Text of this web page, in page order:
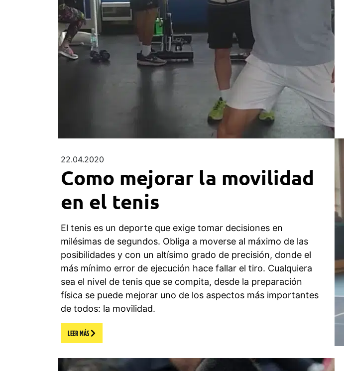
22.04.2020
Como mejorar la movilidad
en el tenis
El tenis es un deporte que exige tomar decisiones en
milésimas de segundos. Obliga a moverse al máximo de las
posibilidades y con un altísimo grado de precisión, donde el
más mínimo error de ejecución hace fallar el tiro. Cualquiera
sea el nivel de tenis que se compita, desde la preparación
física se puede mejorar uno de los aspectos más importantes
de todos: la movilidad.
LEER MÁS